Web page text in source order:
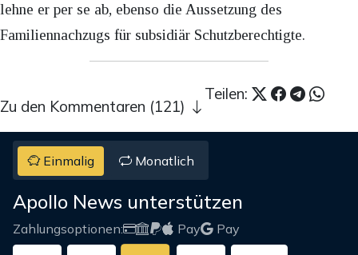
lehne er per se ab, ebenso die Aussetzung des
Familiennachzugs für subsidiär Schutzberechtigte.
Teilen:
Zu den Kommentaren (121)
Einmalig Monatlich
Apollo News unterstützen
Zahlungsoptionen: Pay
Pay